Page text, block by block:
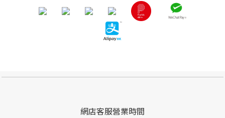
網店客服營業時間